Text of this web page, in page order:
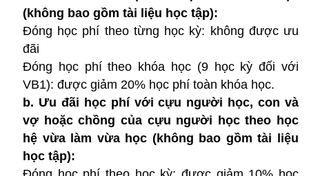
(không bao gồm tài liệu học tập):
Đóng học phí theo từng học kỳ: không được ưu
đãi
Đóng học phí theo khóa học (9 học kỳ đối với
VB1): được giảm 20% học phí toàn khóa học.
b. Ưu đãi học phí với cựu người học, con và
vợ hoặc chồng của cựu người học theo học
hệ vừa làm vừa học (không bao gồm tài liệu
học tập):